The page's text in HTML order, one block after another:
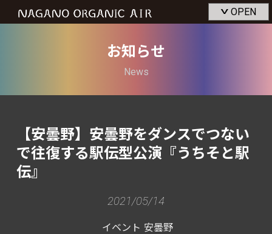
>OPEN
お知らせ
News
【安曇野】安曇野をダンスでつない
で往復する駅伝型公演『うちそと駅
伝』
2021/05/14
イベント 安曇野